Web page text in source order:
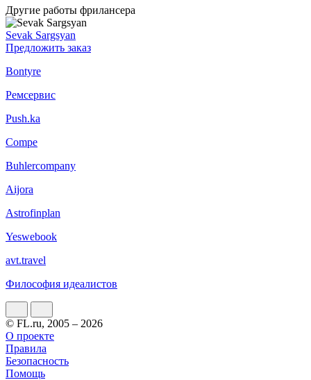
Другие работы фрилансера
Sevak Sargsyan
Предложить заказ
Bontyre
Ремсервис
Push.ka
Compe
Buhlercompany
Aijora
Astrofinplan
Yeswebook
avt.travel
Философия идеалистов
© FL.ru, 2005 – 2026
О проекте
Правила
Безопасность
Помощь